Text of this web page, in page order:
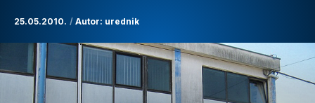
25.05.2010. Autor: urednik